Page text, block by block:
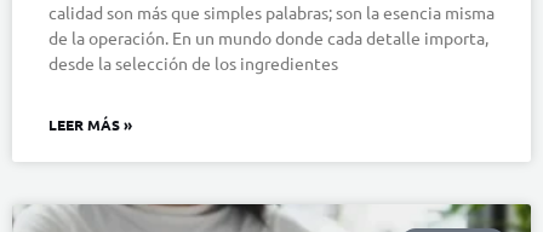
calidad son más que simples palabras; son la esencia misma
de la operación. En un mundo donde cada detalle importa,
desde la selección de los ingredientes
LEER MÁS »